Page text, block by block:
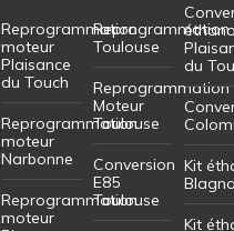
Reprogrammation
moteur
Plaisance
du Touch
Reprogrammation
moteur
Narbonne
Reprogrammation
moteur
Reprogrammation
Toulouse
Reprogrammation
Moteur
Toulouse
Conversion
E85
Toulouse
du
Kit
Kit